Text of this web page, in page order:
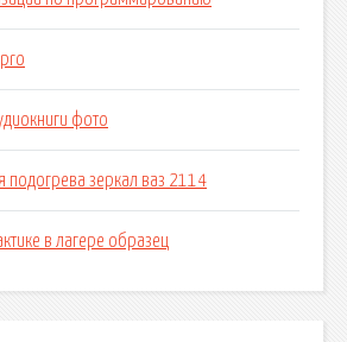
фото
подогрева зеркал ваз 2114
в лагере образец